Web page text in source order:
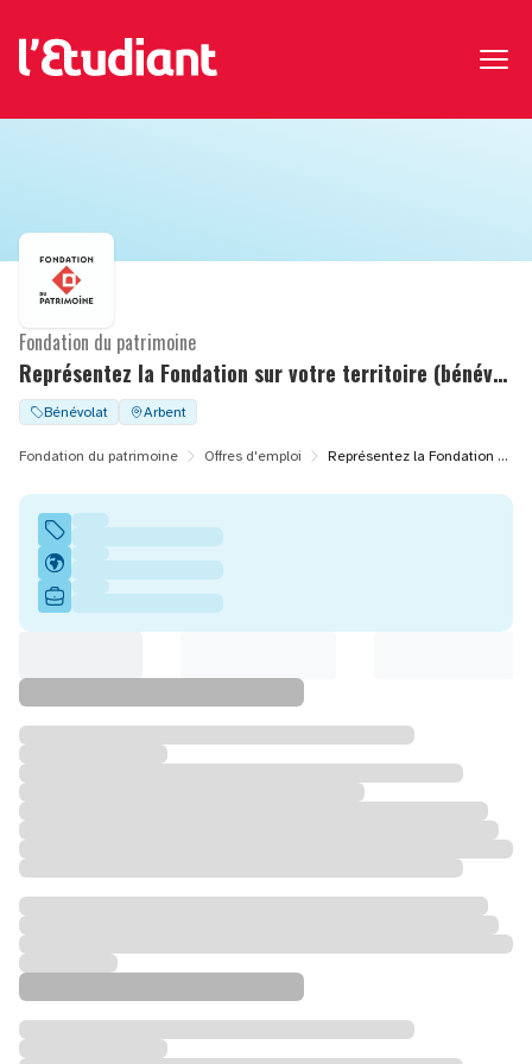
Représentez la Fondation sur votre territoire (bénévolat)
Fondation du patrimoine
Bénévolat Arbent
Fondation du patrimoine Offres d'emploi Représentez la Fondation sur votre territoire (bénévolat)